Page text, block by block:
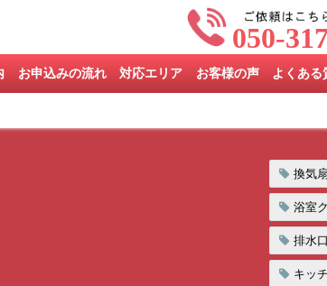
050-
お申込みの流れ 対応エリア お客様の声 よくある
換気扇
浴室
排水口
キッ